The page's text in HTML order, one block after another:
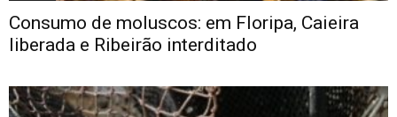
Consumo de moluscos: em Floripa, Caieira
liberada e Ribeirão interditado